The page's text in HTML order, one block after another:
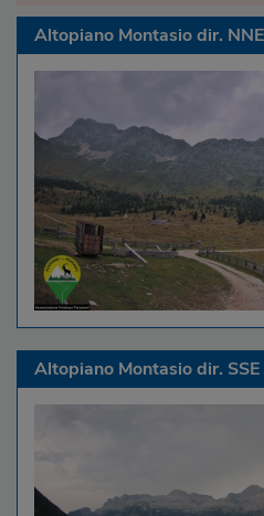
Altopiano Montasio dir. NNE
Altopiano Montasio dir. SSE